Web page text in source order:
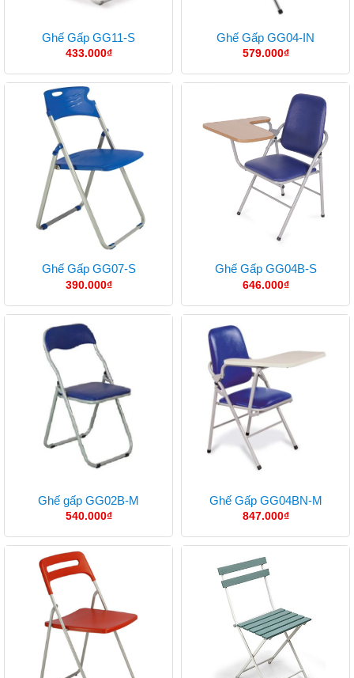
Ghế Gấp GG11-S
433.000₫
Ghế Gấp GG04-IN
579.000₫
Ghế Gấp GG07-S
390.000₫
Ghế Gấp GG04B-S
646.000₫
Ghế gấp GG02B-M
540.000₫
Ghế Gấp GG04BN-M
847.000₫